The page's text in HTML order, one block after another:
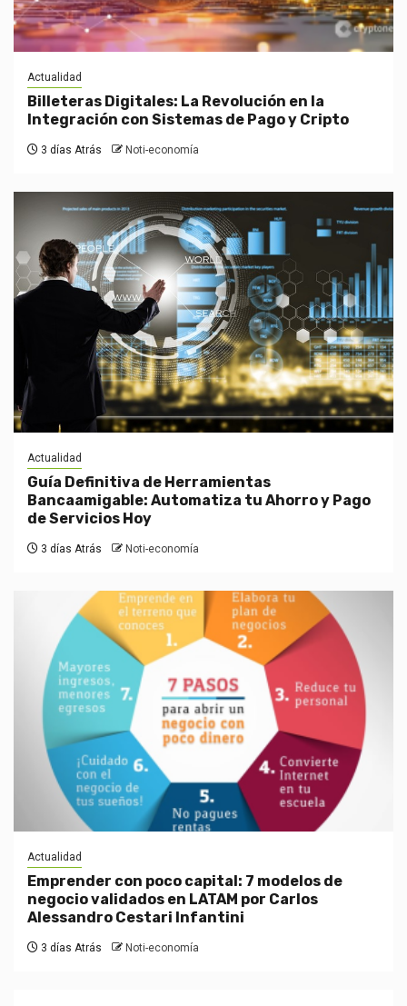
Actualidad
Billeteras Digitales: La Revolución en la
Integración con Sistemas de Pago y Cripto
3 días Atrás Noti-economía
Actualidad
Guía Definitiva de Herramientas
Bancaamigable: Automatiza tu Ahorro y Pago
de Servicios Hoy
3 días Atrás Noti-economía
Actualidad
Emprender con poco capital: 7 modelos de
negocio validados en LATAM por Carlos
Alessandro Cestari Infantini
3 días Atrás Noti-economía